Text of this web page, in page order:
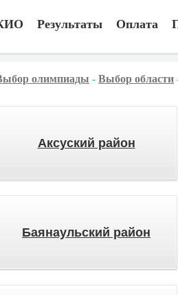
Результаты Оплата
олимпиады - Выбор области
Аксуский район
Баянаульский район